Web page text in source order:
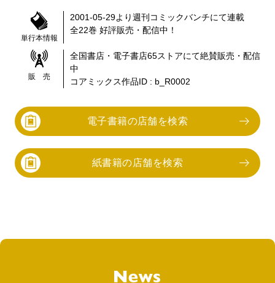
単行本情報
2001-05-29より週刊コミックバンチにて連載
全22巻 好評販売・配信中！
販 売
全国書店・電子書店65ストアにて絶賛販売・配信
中
コアミックス作品ID : b_R0002
電子書籍の店舗を検索
紙書籍の店舗を検索